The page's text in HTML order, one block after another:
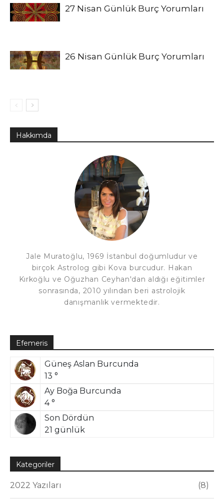
27 Nisan Günlük Burç Yorumları
26 Nisan Günlük Burç Yorumları
Hakkımda
Jale Muratoğlu, 1969 İstanbul doğumludur ve
birçok Astrolog gibi Kova burcudur. Hakan
Kırkoğlu ve Oğuzhan Ceyhan'dan aldığı eğitimler
sonrasında, 2010 yılından beri astrolojik
danışmanlık vermektedir.
Efemeris
Güneş Aslan Burcunda
13 °
Ay Boğa Burcunda
4 °
Son Dördün
21 günlük
Kategoriler
2022 Yazıları 8